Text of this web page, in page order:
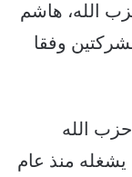
الله، هاشم
وفقا
الله
يشغله منذ عام